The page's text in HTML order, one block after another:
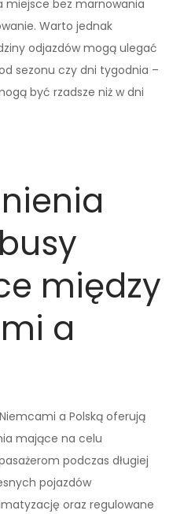
bez marnowania
Warto jednak
odjazdów mogą ulegać
sezonu czy dni tygodnia –
być rzadsze niż w dni
między
a
a Polską oferują
mające na celu
podczas długiej
pojazdów
oraz regulowane